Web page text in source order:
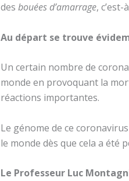
des bouées d’amarrage,
Au départ se trouve
Un certain nombre de
monde en provoquant la
réactions importantes.
Le génome de ce
le monde dès que cela a été
Le Professeur Luc